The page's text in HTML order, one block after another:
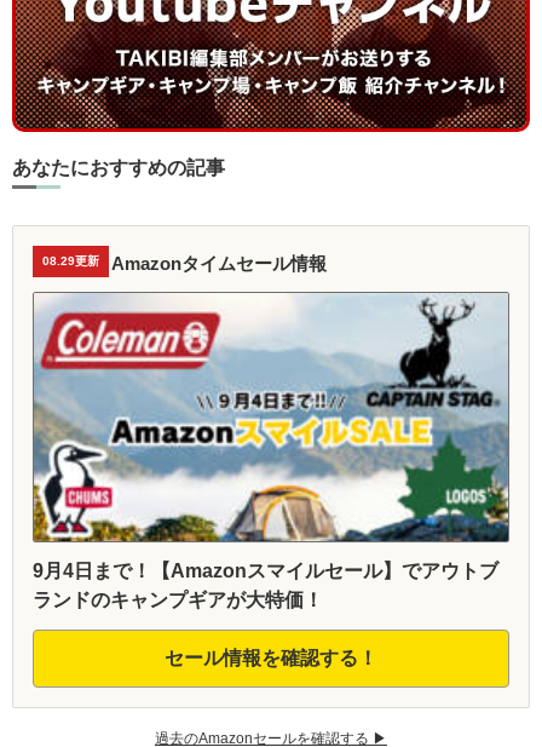
あなたにおすすめの記事
08.29更新 Amazonタイムセール情報
9月4日まで！【Amazonスマイルセール】でアウトブ
ランドのキャンプギアが大特価！
セール情報を確認する！
過去のAmazonセールを確認する ▶︎